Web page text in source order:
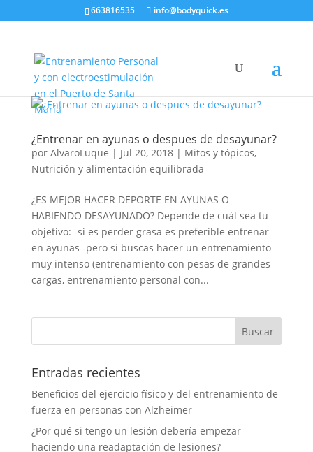
663816535 info@bodyquick.es
¿Entrenar en ayunas o despues de desayunar?
por AlvaroLuque | Jul 20, 2018| Mitos y tópicos,
Nutrición y alimentación equilibrada
¿ES MEJOR HACER DEPORTE EN AYUNAS O
HABIENDO DESAYUNADO? Depende de cuál sea tu
objetivo: -si es perder grasa es preferible entrenar
en ayunas -pero si buscas hacer un entrenamiento
muy intenso (entrenamiento con pesas de grandes
cargas, entrenamiento personal con...
Entradas recientes
Beneficios del ejercicio físico y del entrenamiento de
fuerza en personas con Alzheimer
¿Por qué si tengo un lesión debería empezar
haciendo una readaptación de lesiones?